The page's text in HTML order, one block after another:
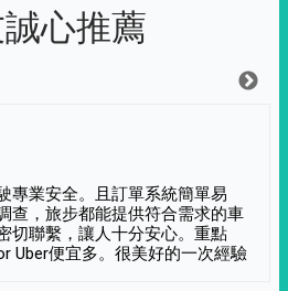
心推薦
專業安全。且訂單系統簡單易
查，旅步都能提供符合需求的車
切聯繫，讓人十分安心。重點
Uber便宜多。很美好的一次經驗